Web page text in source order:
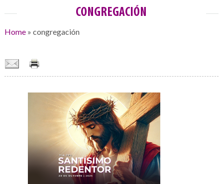
CONGREGACIÓN
Home» congregación